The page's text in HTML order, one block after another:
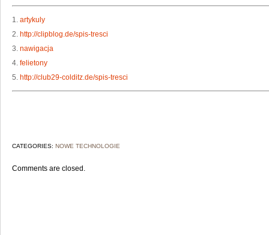
1. artykuly
2. http://clipblog.de/spis-tresci
3. nawigacja
4. felietony
5. http://club29-colditz.de/spis-tresci
CATEGORIES: NOWE TECHNOLOGIE
Comments are closed.